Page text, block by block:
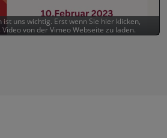
uns wichtig. Erst wenn Sie hier klicken,
von der Vimeo Webseite zu laden.